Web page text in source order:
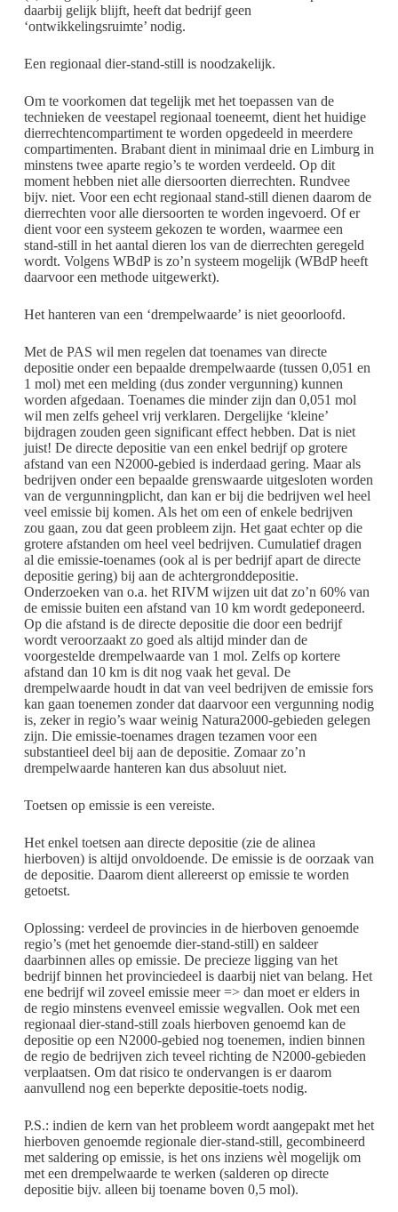
daarbij gelijk blijft, heeft dat bedrijf geen
‘ontwikkelingsruimte’ nodig.
Een regionaal dier-stand-still is noodzakelijk.
Om te voorkomen dat tegelijk met het toepassen van de
technieken de veestapel regionaal toeneemt, dient het huidige
dierrechtencompartiment te worden opgedeeld in meerdere
compartimenten. Brabant dient in minimaal drie en Limburg in
minstens twee aparte regio’s te worden verdeeld. Op dit
moment hebben niet alle diersoorten dierrechten. Rundvee
bijv. niet. Voor een echt regionaal stand-still dienen daarom de
dierrechten voor alle diersoorten te worden ingevoerd. Of er
dient voor een systeem gekozen te worden, waarmee een
stand-still in het aantal dieren los van de dierrechten geregeld
wordt. Volgens WBdP is zo’n systeem mogelijk (WBdP heeft
daarvoor een methode uitgewerkt).
Het hanteren van een ‘drempelwaarde’ is niet geoorloofd.
Met de PAS wil men regelen dat toenames van directe
depositie onder een bepaalde drempelwaarde (tussen 0,051 en
1 mol) met een melding (dus zonder vergunning) kunnen
worden afgedaan. Toenames die minder zijn dan 0,051 mol
wil men zelfs geheel vrij verklaren. Dergelijke ‘kleine’
bijdragen zouden geen significant effect hebben. Dat is niet
juist! De directe depositie van een enkel bedrijf op grotere
afstand van een N2000-gebied is inderdaad gering. Maar als
bedrijven onder een bepaalde grenswaarde uitgesloten worden
van de vergunningplicht, dan kan er bij die bedrijven wel heel
veel emissie bij komen. Als het om een of enkele bedrijven
zou gaan, zou dat geen probleem zijn. Het gaat echter op die
grotere afstanden om heel veel bedrijven. Cumulatief dragen
al die emissie-toenames (ook al is per bedrijf apart de directe
depositie gering) bij aan de achtergronddepositie.
Onderzoeken van o.a. het RIVM wijzen uit dat zo’n 60% van
de emissie buiten een afstand van 10 km wordt gedeponeerd.
Op die afstand is de directe depositie die door een bedrijf
wordt veroorzaakt zo goed als altijd minder dan de
voorgestelde drempelwaarde van 1 mol. Zelfs op kortere
afstand dan 10 km is dit nog vaak het geval. De
drempelwaarde houdt in dat van veel bedrijven de emissie fors
kan gaan toenemen zonder dat daarvoor een vergunning nodig
is, zeker in regio’s waar weinig Natura2000-gebieden gelegen
zijn. Die emissie-toenames dragen tezamen voor een
substantieel deel bij aan de depositie. Zomaar zo’n
drempelwaarde hanteren kan dus absoluut niet.
Toetsen op emissie is een vereiste.
Het enkel toetsen aan directe depositie (zie de alinea
hierboven) is altijd onvoldoende. De emissie is de oorzaak van
de depositie. Daarom dient allereerst op emissie te worden
getoetst.
Oplossing: verdeel de provincies in de hierboven genoemde
regio’s (met het genoemde dier-stand-still) en saldeer
daarbinnen alles op emissie. De precieze ligging van het
bedrijf binnen het provinciedeel is daarbij niet van belang. Het
ene bedrijf wil zoveel emissie meer => dan moet er elders in
de regio minstens evenveel emissie wegvallen. Ook met een
regionaal dier-stand-still zoals hierboven genoemd kan de
depositie op een N2000-gebied nog toenemen, indien binnen
de regio de bedrijven zich teveel richting de N2000-gebieden
verplaatsen. Om dat risico te ondervangen is er daarom
aanvullend nog een beperkte depositie-toets nodig.
P.S.: indien de kern van het probleem wordt aangepakt met het
hierboven genoemde regionale dier-stand-still, gecombineerd
met saldering op emissie, is het ons inziens wèl mogelijk om
met een drempelwaarde te werken (salderen op directe
depositie bijv. alleen bij toename boven 0,5 mol).